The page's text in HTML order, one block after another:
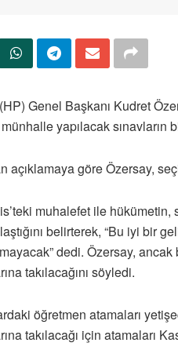
Genel Başkanı Kudret
münhalle yapılacak
açıklamaya göre Özersay,
muhalefet ile
belirterek, “Bu iyi bir
dedi. Özersay,
takılacağını söyledi.
öğretmen atamaları
takılacağı için atamaları